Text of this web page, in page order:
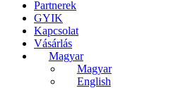
Partnerek
GYIK
Kapcsolat
Vásárlás
Magyar
Magyar
English